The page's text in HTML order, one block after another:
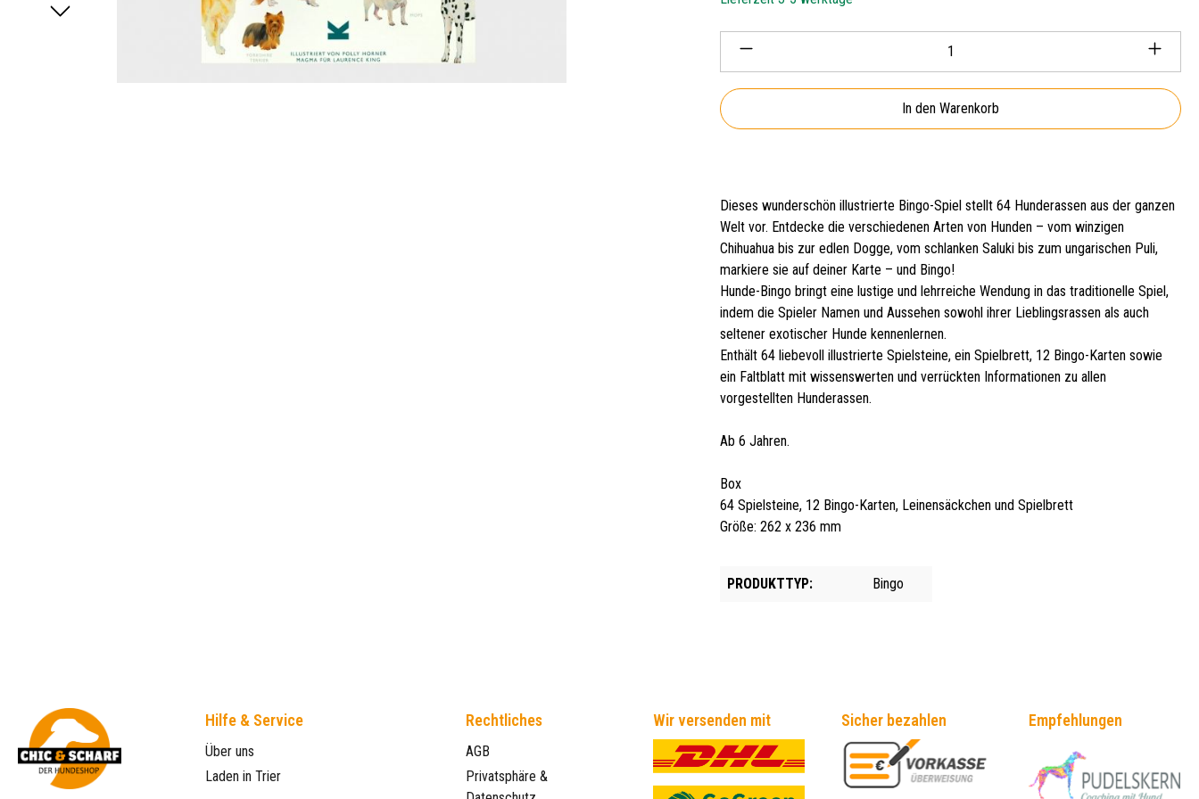
Produkt Anzahl: Gib den gewünschten Wert ein oder
In den Warenkorb
Dieses wunderschön illustrierte Bingo-Spiel stellt 64 Hunderassen aus der ganzen
Welt vor. Entdecke die verschiedenen Arten von Hunden – vom winzigen
Chihuahua bis zur edlen Dogge, vom schlanken Saluki bis zum ungarischen Puli,
markiere sie auf deiner Karte – und Bingo!
Hunde-Bingo bringt eine lustige und lehrreiche Wendung in das traditionelle Spiel,
indem die Spieler Namen und Aussehen sowohl ihrer Lieblingsrassen als auch
seltener exotischer Hunde kennenlernen.
Enthält 64 liebevoll illustrierte Spielsteine, ein Spielbrett, 12 Bingo-Karten sowie
ein Faltblatt mit wissenswerten und verrückten Informationen zu allen
vorgestellten Hunderassen.
Ab 6 Jahren.
Box
64 Spielsteine, 12 Bingo-Karten, Leinensäckchen und Spielbrett
Größe: 262 x 236 mm
PRODUKTTYP: Bingo
Hilfe & Service
Über uns
Laden in Trier
Rechtliches
AGB
Privatsphäre &
Wir versenden mit Sicher bezahlen Empfehlungen